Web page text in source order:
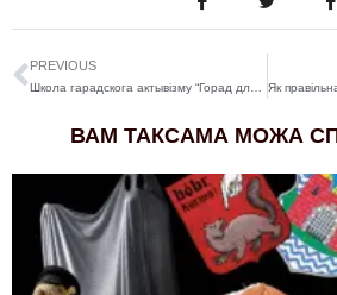
PREVIOUS
ВАМ ТАКСАМА МОЖА